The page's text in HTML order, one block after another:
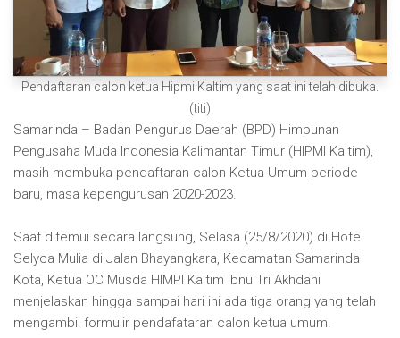
Pendaftaran calon ketua Hipmi Kaltim yang saat ini telah dibuka.
(titi)
Samarinda – Badan Pengurus Daerah (BPD) Himpunan
Pengusaha Muda Indonesia Kalimantan Timur (HIPMI Kaltim),
masih membuka pendaftaran calon Ketua Umum periode
baru, masa kepengurusan 2020-2023.
Saat ditemui secara langsung, Selasa (25/8/2020) di Hotel
Selyca Mulia di Jalan Bhayangkara, Kecamatan Samarinda
Kota, Ketua OC Musda HIMPI Kaltim Ibnu Tri Akhdani
menjelaskan hingga sampai hari ini ada tiga orang yang telah
mengambil formulir pendafataran calon ketua umum.